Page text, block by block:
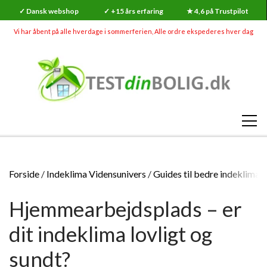
✓ Dansk webshop ✓ +15 års erfaring ★ 4,6 på Trustpilot
Vi har åbent på alle hverdage i sommerferien, Alle ordre ekspederes hver dag
SHOP
RADONMÅLINGER
RADONMÅLING - KORTTID (7-14 DAGE)
SKIMMELSVAMP
GØR-DET-SELV SKIMMELSVAMP TESTS
SKADEDYR (MEGA UDSALG)
RADON
Forside Indeklima Vidensunivers Guides til bedre indeklima
Hjemmearbejdsplads – er
dit indeklima lovligt og
sundt?